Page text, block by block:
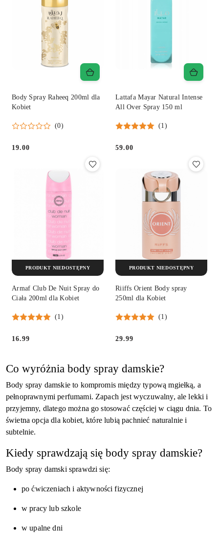
Body Spray Raheeq 200ml dla
Kobiet
(0)
19.00
Lattafa Mayar Natural Intense
All Over Spray 150 ml
(1)
59.00
Armaf Club De Nuit Spray do
Ciała 200ml dla Kobiet
(1)
Cena:
16.99
PRODUKT NIEDOSTĘPNY
Riiffs Orient Body spray
250ml dla Kobiet
(1)
Cena:
29.99
PRODUKT NIEDOSTĘPNY
Co wyróżnia body spray damskie?
Body spray damskie to kompromis między typową mgiełką, a
pełnoprawnymi perfumami. Zapach jest wyczuwalny, ale lekki i
przyjemny, dlatego można go stosować częściej w ciągu dnia. To
świetna opcja dla kobiet, które lubią pachnieć naturalnie i
subtelnie.
Kiedy sprawdzają się body spray damskie?
Body spray damski sprawdzi się:
po ćwiczeniach i aktywności fizycznej
w pracy lub szkole
w upalne dni